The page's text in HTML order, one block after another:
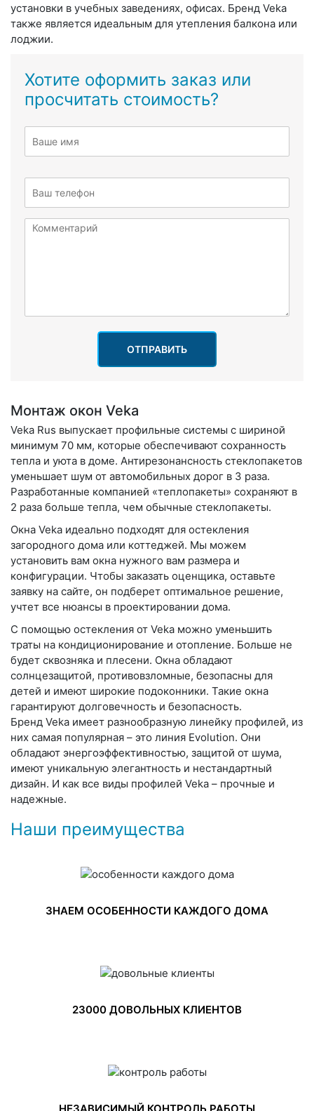
установки в учебных заведениях, офисах. Бренд Veka
также является идеальным для утепления балкона или
лоджии.
Хотите оформить заказ или
просчитать стоимость?
ОТПРАВИТЬ
Монтаж окон Veka
Veka Rus выпускает профильные системы с шириной
минимум 70 мм, которые обеспечивают сохранность
тепла и уюта в доме. Антирезонансность стеклопакетов
уменьшает шум от автомобильных дорог в 3 раза.
Разработанные компанией «теплопакеты» сохраняют в
2 раза больше тепла, чем обычные стеклопакеты.
Окна Veka идеально подходят для остекления
загородного дома или коттеджей. Мы можем
установить вам окна нужного вам размера и
конфигурации. Чтобы заказать оценщика, оставьте
заявку на сайте, он подберет оптимальное решение,
учтет все нюансы в проектировании дома.
С помощью остекления от Veka можно уменьшить
траты на кондиционирование и отопление. Больше не
будет сквозняка и плесени. Окна обладают
солнцезащитой, противовзломные, безопасны для
детей и имеют широкие подоконники. Такие окна
гарантируют долговечность и безопасность.
Бренд Veka имеет разнообразную линейку профилей, из
них самая популярная – это линия Evolution. Они
обладают энергоэффективностью, защитой от шума,
имеют уникальную элегантность и нестандартный
дизайн. И как все виды профилей Veka – прочные и
надежные.
Наши преимущества
ЗНАЕМ ОСОБЕННОСТИ КАЖДОГО ДОМА
23000 ДОВОЛЬНЫХ КЛИЕНТОВ